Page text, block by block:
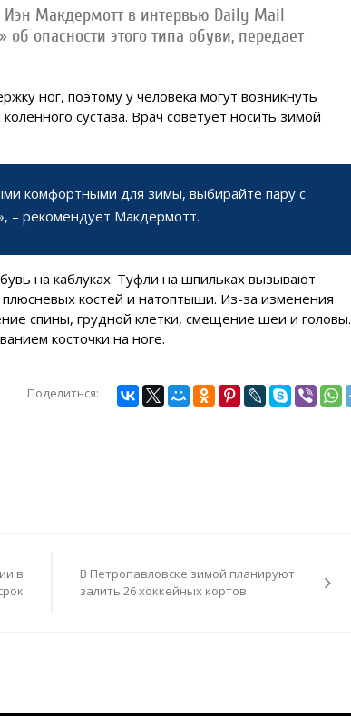
Иэн Макдермотт в интервью Daily Mail
опасности этого типа обуви, передает
ног, поэтому у человека могут возникнуть
сустава. Врач советует носить зимой
комфортными для зимы, выбирайте пару с
– рекомендует Макдермотт.
на каблуках. Туфли на шпильках вызывают
костей и натоптыши. Из-за изменения
спины, грудной клетки, смещение шеи и головы.
косточки на ноге.
Поделиться:
в
В Петропавловске зимой планируют
залить 26 хоккейных кортов